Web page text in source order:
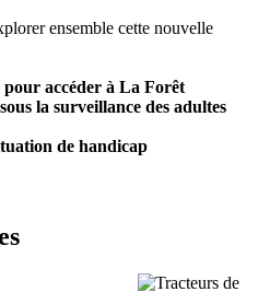
ensemble cette nouvelle
accéder à La Forêt
la surveillance des adultes
de handicap